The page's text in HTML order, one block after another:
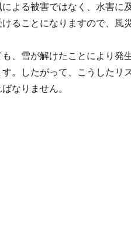
よる被害ではなく、水害に
ることになりますので、風
、雪が解けたことにより発
。したがって、こうしたリ
なりません。